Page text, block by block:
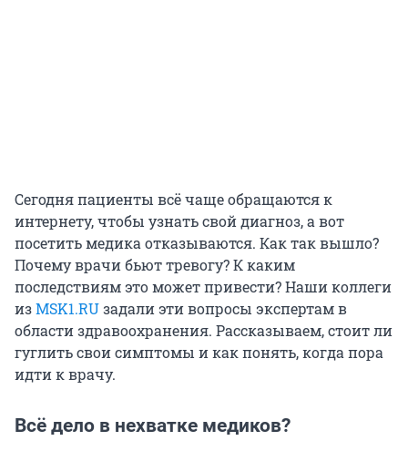
Сегодня пациенты всё чаще обращаются к
интернету, чтобы узнать свой диагноз, а вот
посетить медика отказываются. Как так вышло?
Почему врачи бьют тревогу? К каким
последствиям это может привести? Наши коллеги
изMSK1.RUзадали эти вопросы экспертам в
области здравоохранения. Рассказываем, стоит ли
гуглить свои симптомы и как понять, когда пора
идти к врачу.
Всё дело в нехватке медиков?